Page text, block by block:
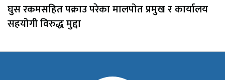
घुस रकमसहित पक्राउ परेका मालपोत प्रमुख र कार्यालय
सहयोगी विरुद्ध मुद्दा